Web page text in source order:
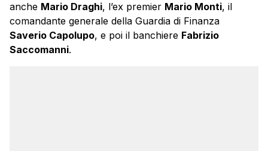
anche Mario Draghi, l’ex premier Mario Monti, il
comandante generale della Guardia di Finanza
Saverio Capolupo, e poi il banchiere Fabrizio
Saccomanni.